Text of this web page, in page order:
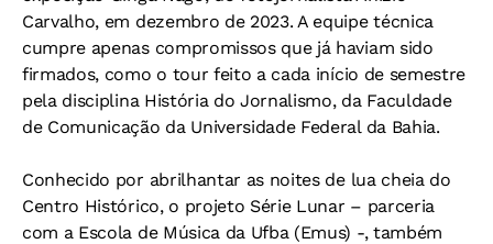
Carvalho, em dezembro de 2023. A equipe técnica
cumpre apenas compromissos que já haviam sido
firmados, como o tour feito a cada início de semestre
pela disciplina História do Jornalismo, da Faculdade
de Comunicação da Universidade Federal da Bahia.
Conhecido por abrilhantar as noites de lua cheia do
Centro Histórico, o projeto Série Lunar – parceria
com a Escola de Música da Ufba (Emus) -, também